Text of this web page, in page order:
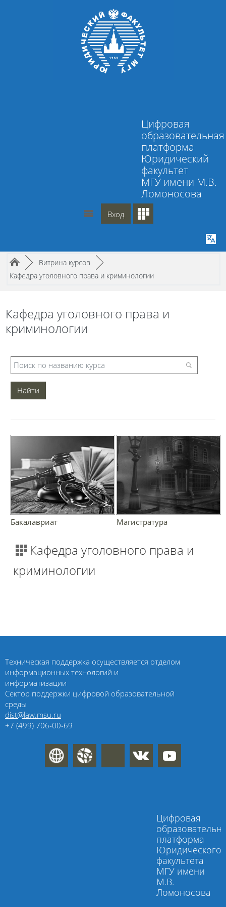
Цифровая
образовательная
платформа
Юридический
факультет
МГУ имени М.В.
Ломоносова
Вход
Путь к странице
/► Витрина курсов /►
Кафедра уголовного права и криминологии
Кафедра уголовного права и
криминологии
Бакалавриат Магистратура
Кафедра уголовного права и
криминологии
Техническая поддержка осуществляется отделом
информационных технологий и
информатизации
Сектор поддержки цифровой образовательной
среды
dist@law.msu.ru
+7 (499) 706-00-69
Цифровая
платформа
Юридического
факультета
МГУ имени
М.В.
Ломоносова